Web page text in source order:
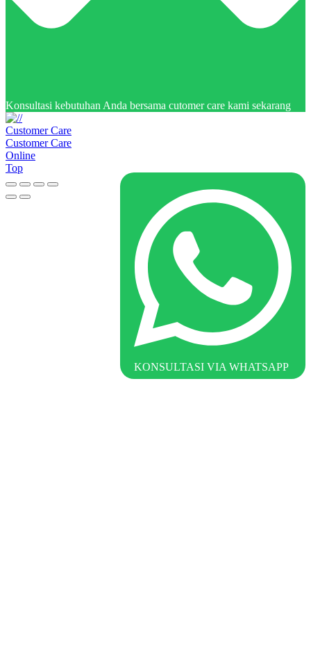
Konsultasi kebutuhan Anda bersama cutomer care kami sekarang
Customer Care
Customer Care
Online
KONSULTASI VIA WHATSAPP
Top